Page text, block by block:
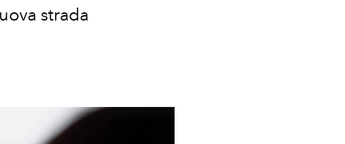
strada